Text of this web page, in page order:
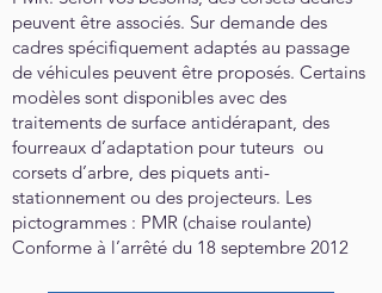
peuvent être associés. Sur demande des
cadres spécifiquement adaptés au passage
de véhicules peuvent être proposés. Certains
modèles sont disponibles avec des
traitements de surface antidérapant, des
fourreaux d’adaptation pour tuteurs ou
corsets d’arbre, des piquets anti-
stationnement ou des projecteurs. Les
pictogrammes : PMR (chaise roulante)
Conforme à l’arrêté du 18 septembre 2012